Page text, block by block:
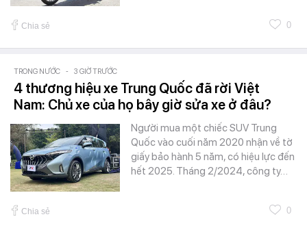
Chia sẻ 0
TRONG NƯỚC - 3 GIỜ TRƯỚC
4 thương hiệu xe Trung Quốc đã rời Việt
Nam: Chủ xe của họ bây giờ sửa xe ở đâu?
Người mua một chiếc SUV Trung
Quốc vào cuối năm 2020 nhận về tờ
giấy bảo hành 5 năm, có hiệu lực đến
hết 2025. Tháng 2/2024, công ty…
Chia sẻ 0